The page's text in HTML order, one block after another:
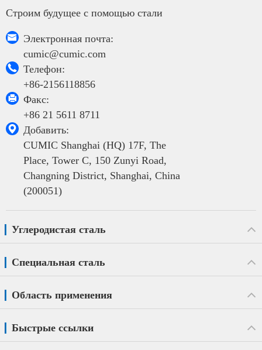
Строим будущее с помощью стали

Электронная почта:
cumic@cumic.com

Телефон:
+86-2156118856

Факс:
+86 21 5611 8711

Добавить:
CUMIC Shanghai (HQ) 17F, The
Place, Tower C, 150 Zunyi Road,
Changning District, Shanghai, China
(200051)
Углеродистая сталь
Специальная сталь
Область применения
Быстрые ссылки